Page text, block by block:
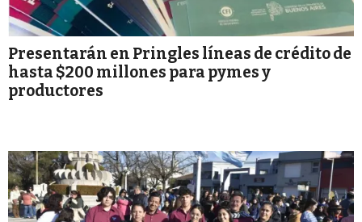
Presentarán en Pringles líneas de crédito de
hasta $200 millones para pymes y
productores